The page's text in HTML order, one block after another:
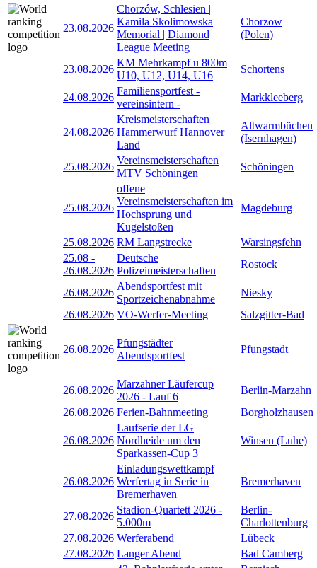
23.08.2026
Chorzów, Schlesien |
Kamila Skolimowska
Memorial | Diamond
League Meeting
Chorzow
(Polen)
23.08.2026
KM Mehrkampf u 800m
U10, U12, U14, U16
Schortens
24.08.2026
Familiensportfest -
vereinsintern -
Markkleeberg
24.08.2026
Kreismeisterschaften
Hammerwurf Hannover
Land
Altwarmbüchen
(Isernhagen)
25.08.2026
Vereinsmeisterschaften
MTV Schöningen
Schöningen
25.08.2026
offene
Vereinsmeisterschaften im
Hochsprung und
Kugelstoßen
Magdeburg
25.08.2026 RM Langstrecke
Warsingsfehn
25.08 -
26.08.2026
Deutsche
Polizeimeisterschaften
Rostock
26.08.2026
Abendsportfest mit
Sportzeichenabnahme
Niesky
26.08.2026 VO-Werfer-Meeting Salzgitter-Bad
26.08.2026
Pfungstädter
Abendsportfest
Pfungstadt
26.08.2026
Marzahner Läufercup
2026 - Lauf 6
Berlin-Marzahn
26.08.2026 Ferien-Bahnmeeting Borgholzhausen
26.08.2026
Laufserie der LG
Nordheide um den
Sparkassen-Cup 3
Winsen (Luhe)
26.08.2026
Einladungswettkampf
Werfertag in Serie in
Bremerhaven
Bremerhaven
27.08.2026
Stadion-Quartett 2026 -
5.000m
Berlin-
Charlottenburg
27.08.2026 Werferabend
Lübeck
27.08.2026 Langer Abend
Bad Camberg